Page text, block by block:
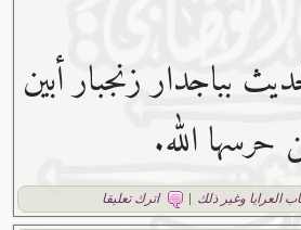
بباجدار زنجبار أبين
حرسها الله.
العرايا وغير ذلك | اترك تعليقا